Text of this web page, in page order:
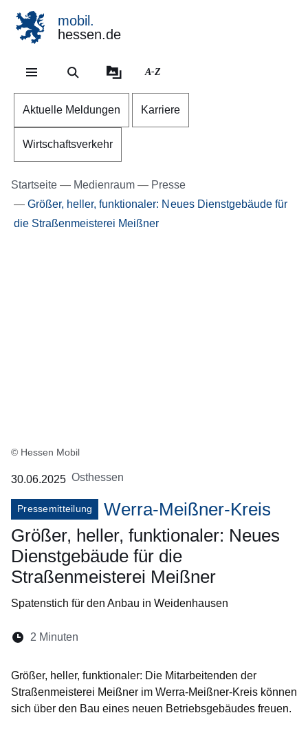
mobil.
hessen.de
A-Z
Aktuelle Meldungen Karriere
Wirtschaftsverkehr
Startseite Medienraum
Presse
Größer, heller, funktionaler: Neues Dienstgebäude für
die Straßenmeisterei Meißner
© Hessen Mobil
30.06.2025 Osthessen
Pressemitteilung
Werra-Meißner-Kreis
Größer, heller, funktionaler: Neues
Dienstgebäude für die
Straßenmeisterei Meißner
Spatenstich für den Anbau in Weidenhausen
Lesedauer:
2 Minuten
Größer, heller, funktionaler: Die Mitarbeitenden der
Straßenmeisterei Meißner im Werra-Meißner-Kreis können
sich über den Bau eines neuen Betriebsgebäudes freuen.